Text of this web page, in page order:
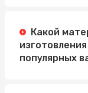
Какой
популярных